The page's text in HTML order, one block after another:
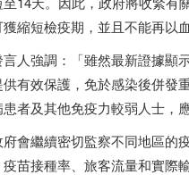
獲縮短檢疫期，並且不能再以
人強調：「雖然最新證據顯
供有效保護，免於感染後併發
者及其他免疫力較弱人士，
會繼續密切監察不同地區的
疫苗接種率、旅客流量和實際